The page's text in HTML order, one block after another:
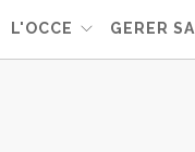
L'OCCE GERER